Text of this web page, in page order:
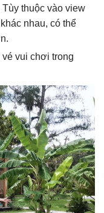
thuộc vào view
nhau, có thể
vui chơi trong